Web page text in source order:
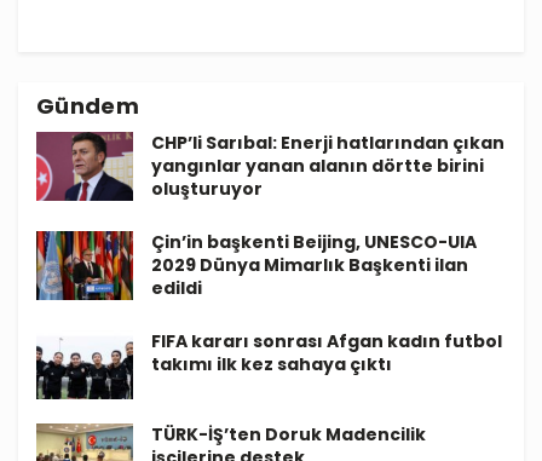
Gündem
CHP’li Sarıbal: Enerji hatlarından çıkan
yangınlar yanan alanın dörtte birini
oluşturuyor
Çin’in başkenti Beijing, UNESCO-UIA
2029 Dünya Mimarlık Başkenti ilan
edildi
FIFA kararı sonrası Afgan kadın futbol
takımı ilk kez sahaya çıktı
TÜRK-İŞ’ten Doruk Madencilik